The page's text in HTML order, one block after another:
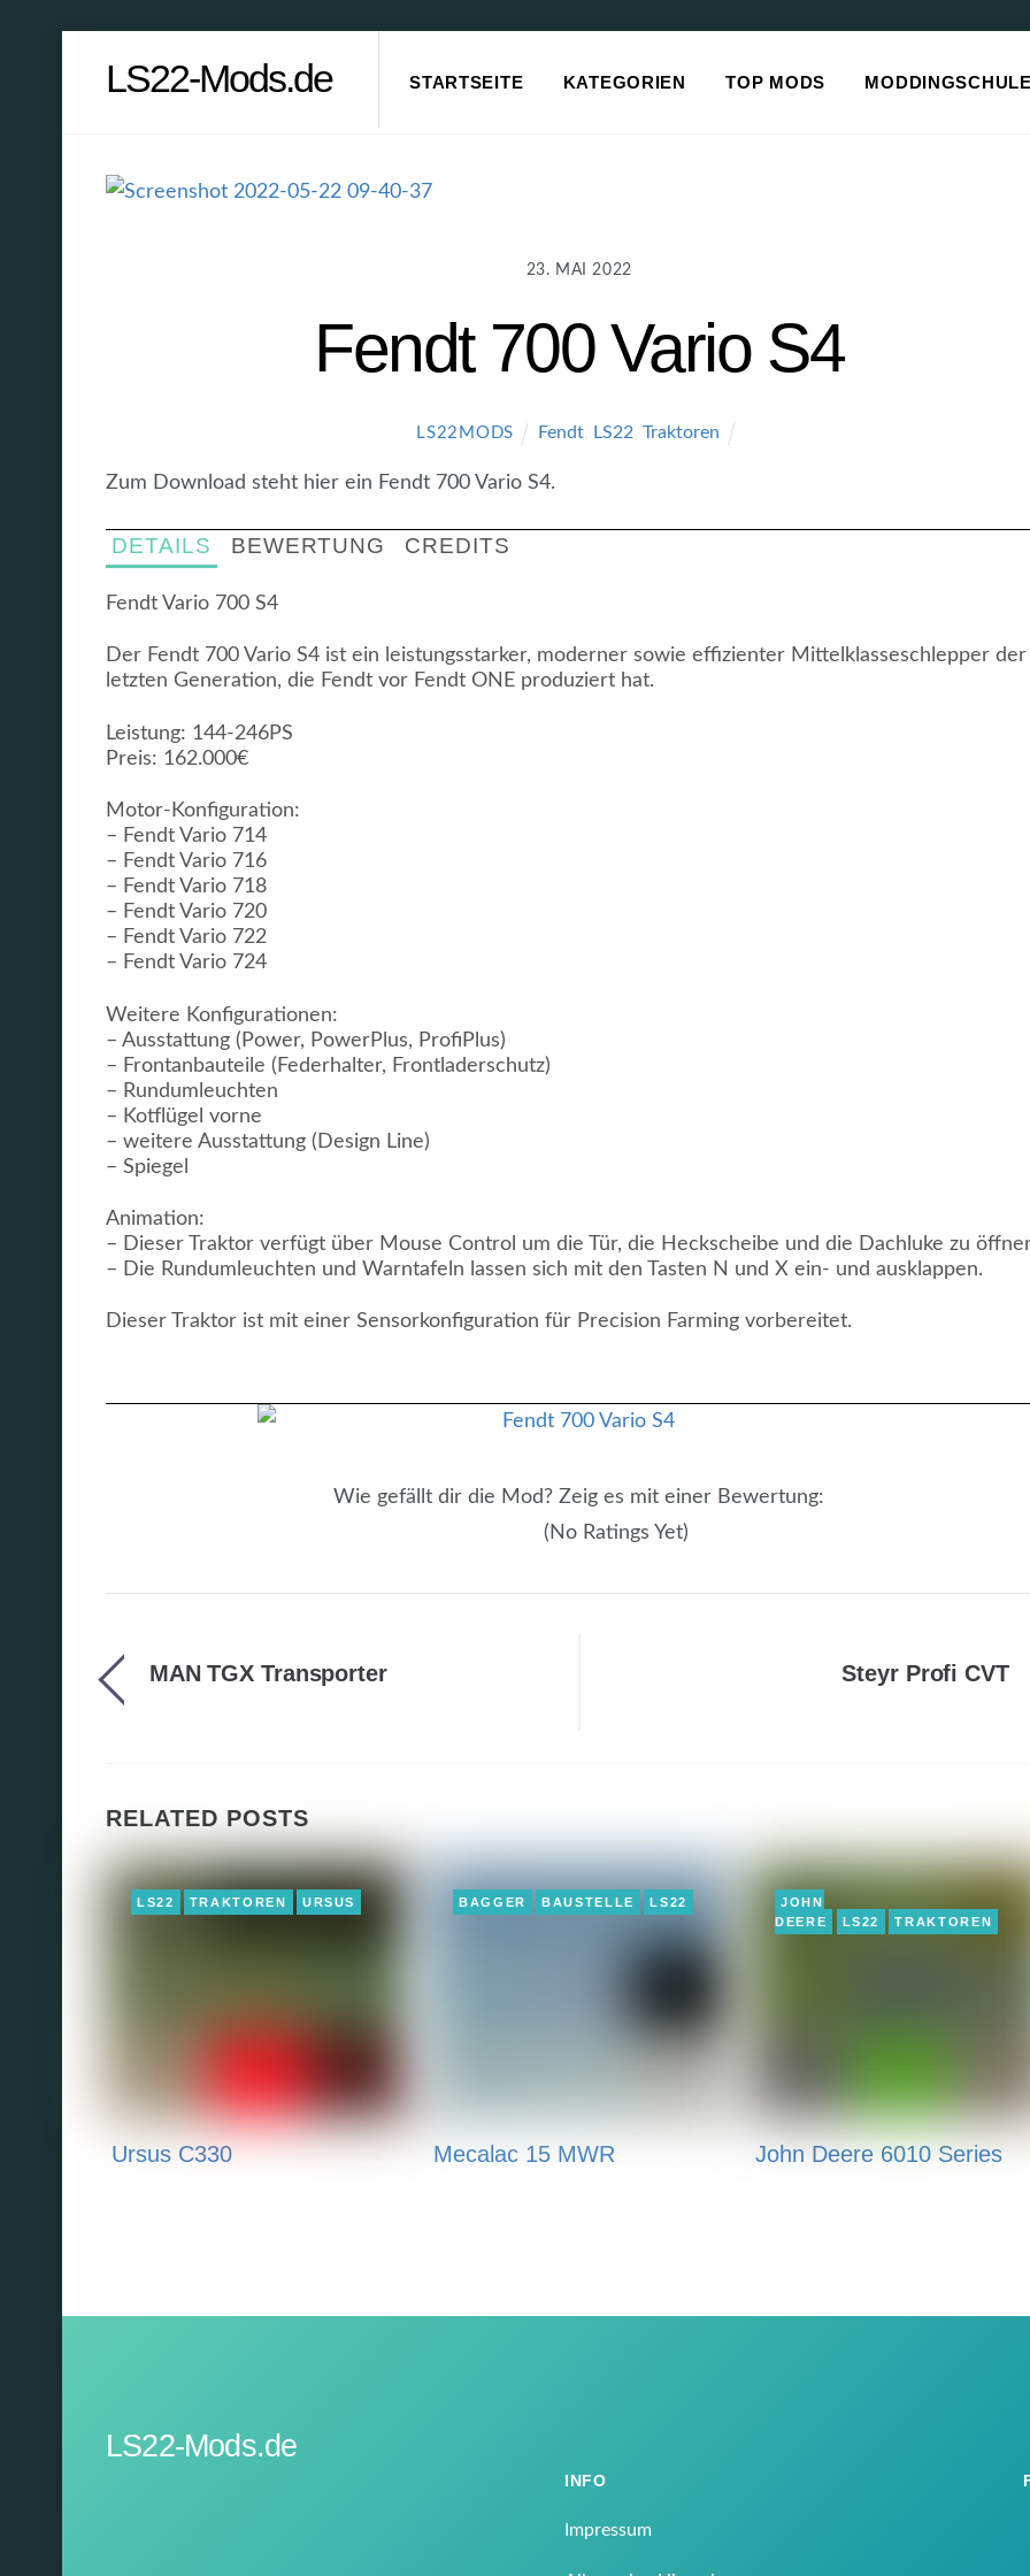
LS22-Mods.de STARTSEITE KATEGORIEN TOP MODS
23. MAI 2022
Fendt 700 Vario S4
LS22MODS Fendt LS22 ,Traktoren
Zum Download steht hier ein Fendt 700 Vario S4.
DETAILS BEWERTUNG CREDITS
Fendt Vario 700 S4
Der Fendt 700 Vario S4 ist ein leistungsstarker, moderner sowie effizienter Mittelklasseschlepper der
letzten Generation, die Fendt vor Fendt ONE produziert hat.
Leistung: 144-246PS
Preis: 162.000€
Motor-Konfiguration:
– Fendt Vario 714
– Fendt Vario 716
– Fendt Vario 718
– Fendt Vario 720
– Fendt Vario 722
– Fendt Vario 724
Weitere Konfigurationen:
– Ausstattung (Power, PowerPlus, ProfiPlus)
– Frontanbauteile (Federhalter, Frontladerschutz)
– Rundumleuchten
– Kotflügel vorne
– weitere Ausstattung (Design Line)
– Spiegel
Animation:
– Dieser Traktor verfügt über Mouse Control um die Tür, die Heckscheibe und die Dachluke zu
– Die Rundumleuchten und Warntafeln lassen sich mit den Tasten N und X ein- und ausklappen.
Dieser Traktor ist mit einer Sensorkonfiguration für Precision Farming vorbereitet.
Wie gefällt dir die Mod? Zeig es mit einer Bewertung:
(No Ratings Yet)
MAN TGX Transporter Steyr Profi CVT
RELATED POSTS
LS22 TRAKTOREN URSUS
Ursus C330
BAGGER BAUSTELLE LS22
Mecalac 15 MWR
JOHN
DEERE
LS22 TRAKTOREN
John Deere 6010 Series
LS22-Mods.de
INFO
Impressum